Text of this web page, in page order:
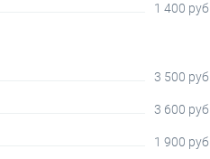
1 400 руб.
3 500 руб.
3 600 руб.
1 900 руб.